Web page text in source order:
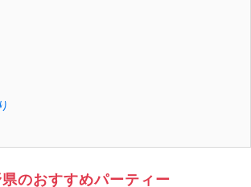
のおすすめパーティー